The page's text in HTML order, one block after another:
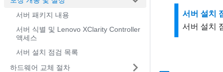
서버 패키지 내용
서버 식별 및 Lenovo XClarity Controller
액세스
서버 설치 점검 목록
하드웨어 교체 절차
서버 설치
서버 설치